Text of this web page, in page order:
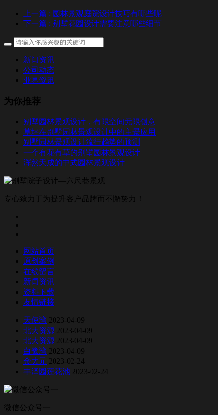
上一篇 : 园林景观庭院设计技巧有哪些呢
下一篇 : 别墅花园设计需要注意哪些细节
新闻资讯
公司动态
业界资讯
为你推荐
别墅园林景观设计，有限空间无限创意
草坪在别墅园林景观设计中的主景应用
别墅园林景观设计流行趋势的预测
一个有花有草的别墅园林景观设计
浑然天成的中式园林景观设计
专心致力于为提升客户品牌而不懈努力！
网站首页
原创案例
在线留言
新闻资讯
资料下载
友情链接
天使湾 2023-04-09
北大资源 2023-04-09
北大资源 2023-04-09
白鹭湾 2023-04-09
金大元 2023-02-24
丰泽园莲花池 2023-02-24
微信公众号一